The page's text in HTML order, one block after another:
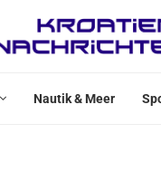
Nautik & Meer